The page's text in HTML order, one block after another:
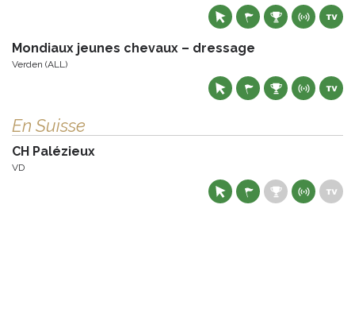
Mondiaux jeunes chevaux – dressage
Verden (ALL)
En Suisse
CH Palézieux
VD